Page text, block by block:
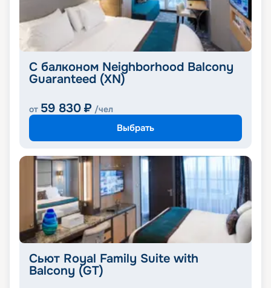
С балконом Neighborhood Balcony
Guaranteed (XN)
от 59 830 ₽ /чел
Выбрать
Сьют Royal Family Suite with
Balcony (GT)